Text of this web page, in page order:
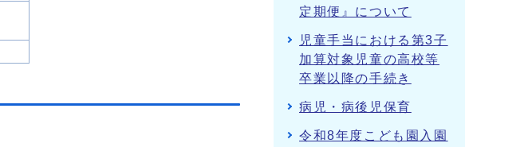
定期便』について
児童手当における第3子
加算対象児童の高校等
卒業以降の手続き
病児・病後児保育
令和8年度こども園入園